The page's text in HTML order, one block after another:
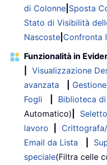
di Colonne Sposta
Stato di Visibilità
Nascoste Confronta
Funzionalità in
Visualizzazione
avanzata
Fogli
Biblioteca
Automatico)
lavoro
Email da Lista
speciale(Filtra celle